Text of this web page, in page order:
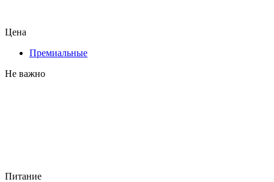
Цена
Премиальные
Не важно
Питание